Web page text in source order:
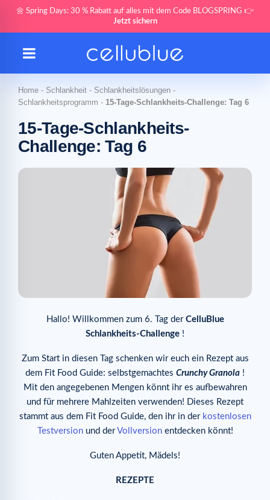
🌼 Spring Days: 30 % Rabatt auf alles mit dem Code BLOGSPRING 👉
Jetzt sichern
Home - Schlankheit - Schlankheitslösungen -
Schlankheitsprogramm - 15-Tage-Schlankheits-Challenge: Tag 6
15-Tage-Schlankheits-
Challenge: Tag 6
Hallo! Willkommen zum 6. Tag der CelluBlue
Schlankheits-Challenge !
Zum Start in diesen Tag schenken wir euch ein Rezept aus
dem Fit Food Guide: selbstgemachtes Crunchy Granola !
Mit den angegebenen Mengen könnt ihr es aufbewahren
und für mehrere Mahlzeiten verwenden! Dieses Rezept
stammt aus dem Fit Food Guide, den ihr in der kostenlosen
Testversionund derVollversionentdecken könnt!
Guten Appetit, Mädels!
REZEPTE